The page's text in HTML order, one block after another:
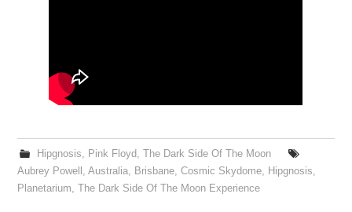
Hipgnosis, Pink Floyd,
The Dark Side Of The Moon
Aubrey Powell ,Australia, Brisbane,Cosmic Skydome, Hipgnosis,
Planetarium, The Dark Side Of The Moon Experience